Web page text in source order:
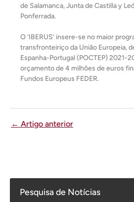
Pesquisa de Notícias
de Salamanca, Junta de Castilla y
Ponferrada.
O ‘IBERUS’ insere-se no maior
transfronteiriço da União Europeia,
Espanha-Portugal (POCTEP) 2021-
orçamento de 4 milhões de euros
Fundos Europeus FEDER.
← Artigo anterior